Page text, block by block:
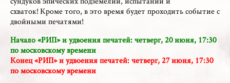
схваток! Кроме того, в это время будет проходить событие с
двойными печатями!
Начало «РИП» и удвоения печатей: четверг, 20июня, 17:30
по московскому времени
Конец «РИП» и удвоения печатей: четверг, 27июня, 17:30
по московскому времени